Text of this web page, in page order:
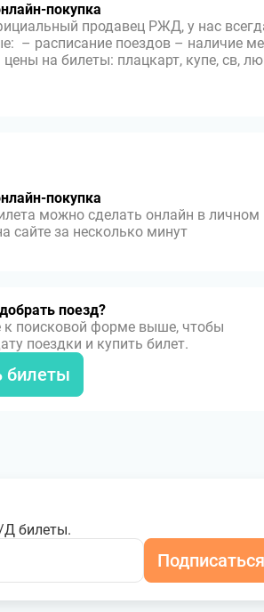
покупка
продавец РЖД, у нас
– расписание поездов – наличие
цены на билеты: плацкарт, купе, св,
покупка
можно сделать онлайн в личном
сайте за несколько минут
поезд?
к поисковой форме выше, чтобы
поездки и купить билет.
билеты
билеты.
Подписаться